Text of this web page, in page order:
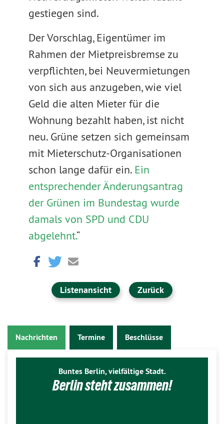
gestiegen sind.
Der Vorschlag, Eigentümer im
Rahmen der Mietpreisbremse zu
verpflichten, bei Neuvermietungen
von sich aus anzugeben, wie viel
Geld die alten Mieter für die
Wohnung bezahlt haben, ist nicht
neu. Grüne setzen sich gemeinsam
mit Mieterschutz-Organisationen
schon lange dafür ein. Ein
entsprechender Änderungsantrag
der Grünen im Bundestag wurde
damals von SPD und CDU
abgelehnt.“
Listenansicht Zurück
Nachrichten Termine Beschlüsse
Buntes Berlin, vielfältige Stadt.
Berlin steht zusammen!